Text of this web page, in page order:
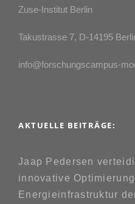
Zuse-Institut Berlin
Takustrasse 7, D-14195
info@forschungscampus-
AKTUELLE BEITRÄGE:
Jaap Pedersen
innovative
Energieinfrastruktur